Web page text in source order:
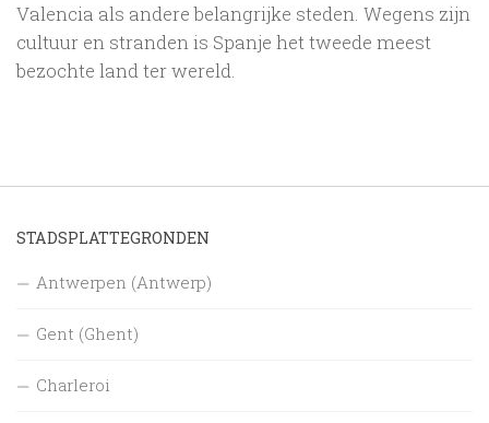
Valencia als andere belangrijke steden. Wegens zijn
cultuur en stranden is Spanje het tweede meest
bezochte land ter wereld.
STADSPLATTEGRONDEN
Antwerpen (Antwerp)
Gent (Ghent)
Charleroi